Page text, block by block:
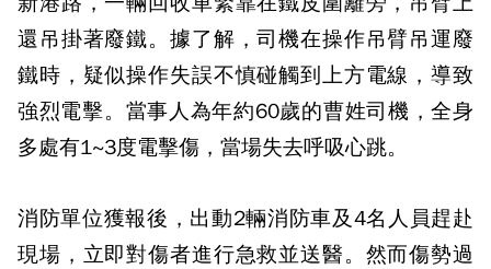
還吊掛著廢鐵。據了解，司機在操作吊臂吊運廢
鐵時，疑似操作失誤不慎碰觸到上方電線，導致
強烈電擊。當事人為年約60歲的曹姓司機，全身
多處有1~3度電擊傷，當場失去呼吸心跳。
消防單位獲報後，出動2輛消防車及4名人員趕赴
現場，立即對傷者進行急救並送醫。然而傷勢過